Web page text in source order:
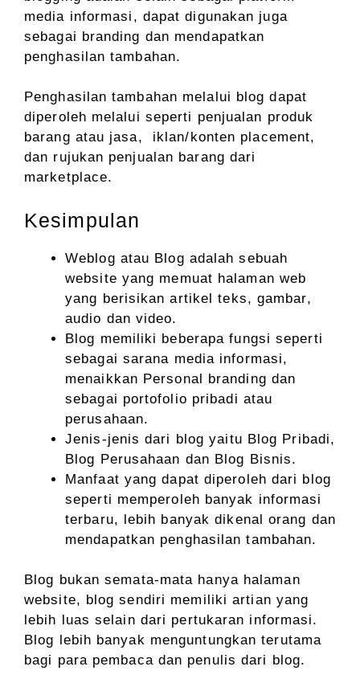
media informasi, dapat digunakan juga
sebagai branding dan mendapatkan
penghasilan tambahan.
Penghasilan tambahan melalui blog dapat
diperoleh melalui seperti penjualan produk
barang atau jasa, iklan/konten placement,
dan rujukan penjualan barang dari
marketplace.
Kesimpulan
Weblog atau Blog adalah sebuah
website yang memuat halaman web
yang berisikan artikel teks, gambar,
audio dan video.
Blog memiliki beberapa fungsi seperti
sebagai sarana media informasi,
menaikkan Personal branding dan
sebagai portofolio pribadi atau
perusahaan.
Jenis-jenis dari blog yaitu Blog Pribadi,
Blog Perusahaan dan Blog Bisnis.
Manfaat yang dapat diperoleh dari blog
seperti memperoleh banyak informasi
terbaru, lebih banyak dikenal orang dan
mendapatkan penghasilan tambahan.
Blog bukan semata-mata hanya halaman
website, blog sendiri memiliki artian yang
lebih luas selain dari pertukaran informasi.
Blog lebih banyak menguntungkan terutama
bagi para pembaca dan penulis dari blog.